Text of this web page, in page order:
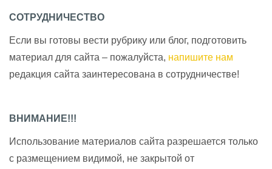
СОТРУДНИЧЕСТВО
Если вы готовы вести рубрику или блог, подготовить
материал для сайта – пожалуйста, напишите нам
редакция сайта заинтересована в сотрудничестве!
ВНИМАНИЕ!!!
Использование материалов сайта разрешается только
с размещением видимой, не закрытой от